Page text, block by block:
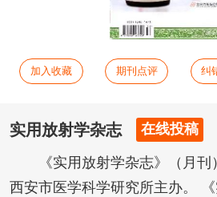
加入收藏 期刊点评 纠
实用放射学杂志 在线投稿
《实用放射学杂志》（月
西安市医学科学研究所主办。